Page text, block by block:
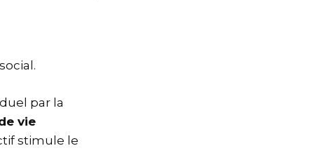
par la
vie
stimule le